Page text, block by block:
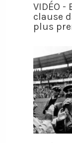
VIDÉO
clause
plus